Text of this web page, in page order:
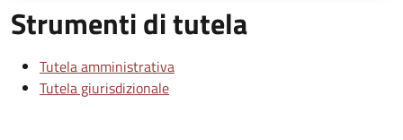
Strumenti di tutela
Tutela amministrativa
Tutela giurisdizionale